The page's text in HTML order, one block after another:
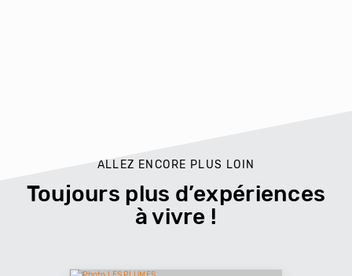
ALLEZ ENCORE PLUS LOIN
Toujours plus d’expériences
à vivre !